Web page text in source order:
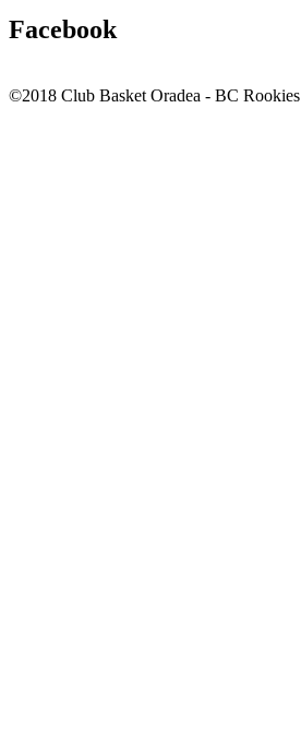
Facebook
©2018 Club Basket Oradea - BC Rookies